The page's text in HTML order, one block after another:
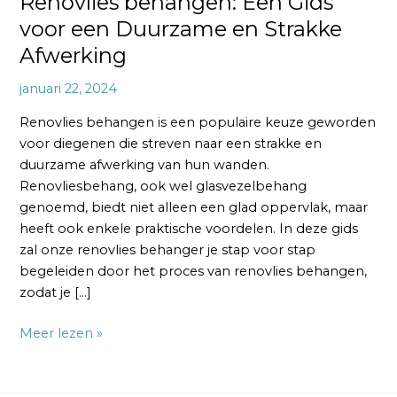
voor een Duurzame en Strakke
Afwerking
januari 22, 2024
Renovlies behangen is een populaire keuze geworden
voor diegenen die streven naar een strakke en
duurzame afwerking van hun wanden.
Renovliesbehang, ook wel glasvezelbehang
genoemd, biedt niet alleen een glad oppervlak, maar
heeft ook enkele praktische voordelen. In deze gids
zal onze renovlies behanger je stap voor stap
begeleiden door het proces van renovlies behangen,
zodat je […]
Meer lezen »